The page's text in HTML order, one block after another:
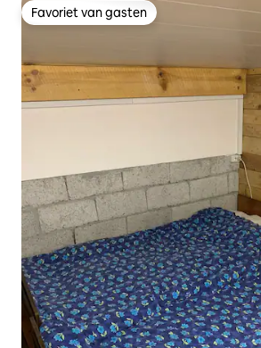
Favoriet van gasten
Favoriet van gasten